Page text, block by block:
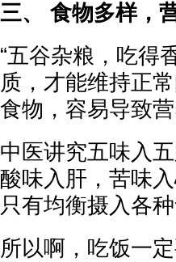
三、 食物多样，
“五谷杂粮，吃得
质，才能维持正
食物，容易导致
中医讲究五味入
酸味入肝，苦味
只有均衡摄入各
所以啊，吃饭一